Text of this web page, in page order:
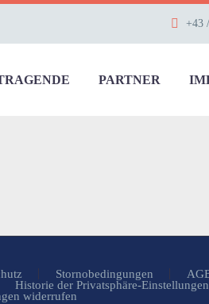
+43
PARTNER
Stornobedingungen
Historie der Privatsphäre-Einstellungen
widerrufen